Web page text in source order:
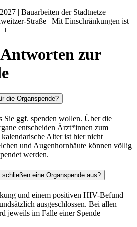
| Bauarbeiten der Stadtnetze
Straße | Mit Einschränkungen ist
zur
die Organspende?
Sie ggf. spenden wollen. Über die
entscheiden Ärzt*innen zum
Alter ist hier nicht
und Augenhornhäute können völlig
werden.
schließen eine Organspende aus?
und einem positiven HIV-Befund
ausgeschlossen. Bei allen
jeweils im Falle einer Spende